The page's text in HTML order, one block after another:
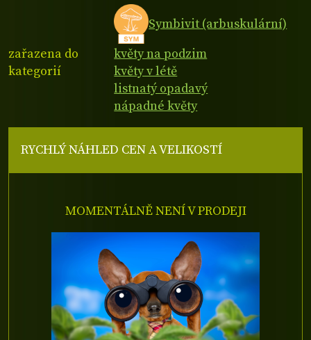
Symbivit (arbuskulární)
zařazena do
kategorií
květy na podzim
květy v létě
listnatý opadavý
nápadné květy
RYCHLÝ NÁHLED CEN A VELIKOSTÍ
MOMENTÁLNĚ NENÍ V PRODEJI